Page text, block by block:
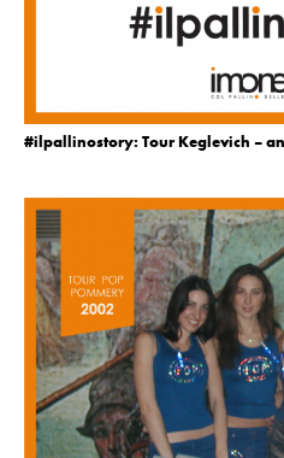
#ilpallinostory: Tour Keglevich –